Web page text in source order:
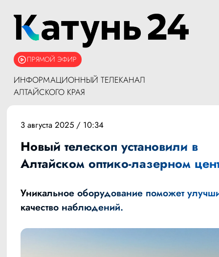
ПРЯМОЙ ЭФИР
ИНФОРМАЦИОННЫЙ ТЕЛЕКАНАЛ
АЛТАЙСКОГО КРАЯ
3 августа 2025 / 10:34
Новый телескоп установили в
Алтайском оптико-лазерном
Уникальное оборудование поможет
качество наблюдений.